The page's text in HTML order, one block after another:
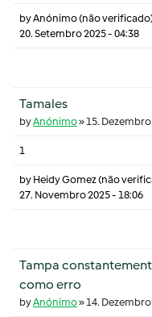
byAnónimo (não
20. Setembro 2025 - 04:38
Tamales
byAnónimo»15.
1
by Heidy Gomez (não
27. Novembro 2025 - 18:06
Tampa
como erro
byAnónimo»14.